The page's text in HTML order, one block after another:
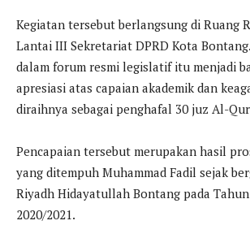
Kegiatan tersebut berlangsung di Ruang
Lantai III Sekretariat DPRD Kota
dalam forum resmi legislatif itu menjadi
apresiasi atas capaian akademik dan
diraihnya sebagai penghafal 30 juz Al-
Pencapaian tersebut merupakan hasil
yang ditempuh Muhammad Fadil sejak
Riyadh Hidayatullah Bontang pada
2020/2021.